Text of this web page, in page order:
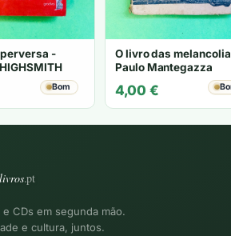
-
Bom
O livro das
Paulo Mantegazza
4,00 €
e CDs em segunda mão.
e cultura, juntos.